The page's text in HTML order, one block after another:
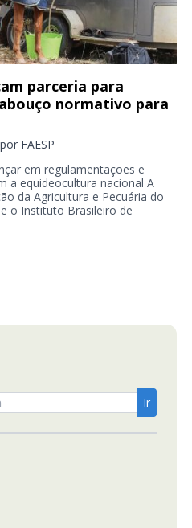
parceria para
normativo para
FAESP
em regulamentações e
a equideocultura nacional A
da Agricultura e Pecuária do
o Instituto Brasileiro de